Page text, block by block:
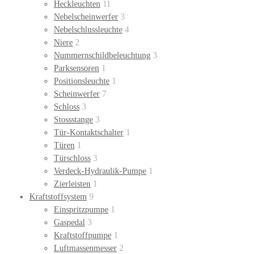
Heckleuchten 11
Nebelscheinwerfer 3
Nebelschlussleuchte 4
Niere 2
Nummernschildbeleuchtung 3
Parksensoren 1
Positionsleuchte 1
Scheinwerfer 7
Schloss 3
Stossstange 3
Tür-Kontaktschalter 1
Türen 1
Türschloss 3
Verdeck-Hydraulik-Pumpe 1
Zierleisten 1
Kraftstoffsystem 9
Einspritzpumpe 1
Gaspedal 3
Kraftstoffpumpe 1
Luftmassenmesser 2